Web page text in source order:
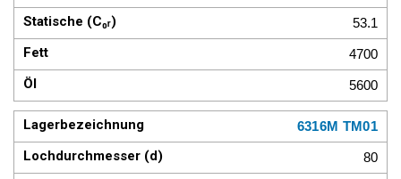
53.1
4700
5600
6316M TM01
80